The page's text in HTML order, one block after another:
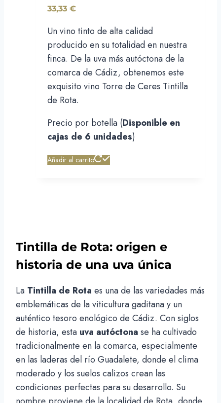
33,33 €
Un vino tinto de alta calidad
producido en su totalidad en nuestra
finca. De la uva más autóctona de la
comarca de Cádiz, obtenemos este
exquisito vino Torre de Ceres Tintilla
de Rota.
Precio por botella (Disponible en
cajas de 6 unidades)
Añadir al carrito
Tintilla de Rota: origen e
historia de una uva única
La Tintilla de Rota es una de las variedades más
emblemáticas de la viticultura gaditana y un
auténtico tesoro enológico de Cádiz. Con siglos
de historia, esta uva autóctona se ha cultivado
tradicionalmente en la comarca, especialmente
en las laderas del río Guadalete, donde el clima
moderado y los suelos calizos crean las
condiciones perfectas para su desarrollo. Su